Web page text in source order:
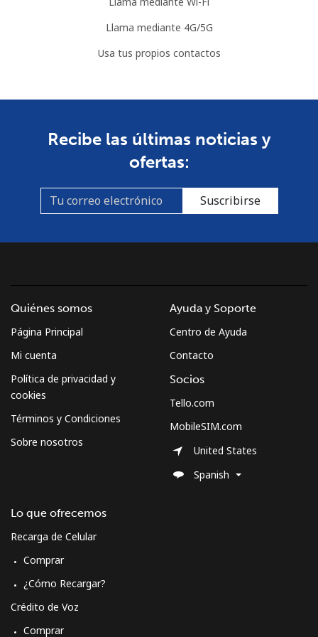
Llama mediante 4G/5G
Usa tus propios contactos
Recibe las últimas noticias y
ofertas:
Suscribirse
Quiénes somos
Página Principal
Mi cuenta
Política de privacidad y
cookies
Términos y Condiciones
Sobre nosotros
Lo que ofrecemos
Recarga de Celular
Comprar
¿Cómo Recargar?
Crédito de Voz
Comprar
Ayuda y Soporte
Centro de Ayuda
Contacto
Socios
Tello.com
MobileSIM.com
United States
Spanish